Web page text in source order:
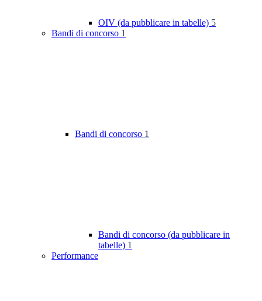
OIV (da pubblicare in tabelle) 5
Bandi di concorso 1
Bandi di concorso 1
Bandi di concorso (da pubblicare in
tabelle) 1
Performance